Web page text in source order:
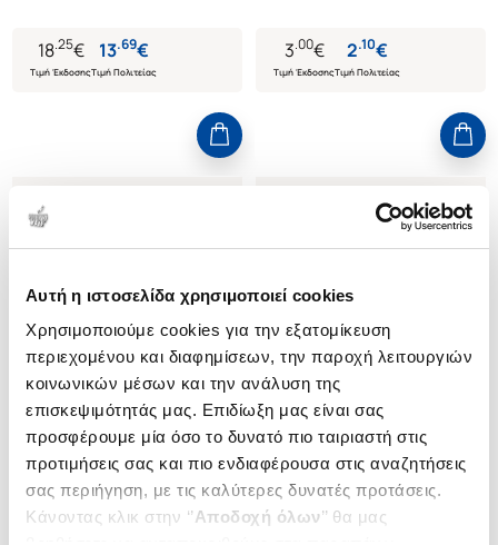
Αυτή η ιστοσελίδα χρησιμοποιεί cookies
Χρησιμοποιούμε cookies για την εξατομίκευση
περιεχομένου και διαφημίσεων, την παροχή λειτουργιών
κοινωνικών μέσων και την ανάλυση της
επισκεψιμότητάς μας. Επιδίωξη μας είναι σας
προσφέρουμε μία όσο το δυνατό πιο ταιριαστή στις
προτιμήσεις σας και πιο ενδιαφέρουσα στις αναζητήσεις
σας περιήγηση, με τις καλύτερες δυνατές προτάσεις.
Κάνοντας κλικ στην ‘’Αποδοχή όλων’’ θα μας
18.25€
Τιμή Έκδοσης
13.69€
Τιμή Πολιτείας
3.00€
Τιμή Έκδοσης
2.10€
Τιμή Πολιτείας
(0
ΤΑ ΠΡΩΤΑ ΒΗΜΑΤΑ ΣΤΗ
ΖΩΓΡΑΦΙΚΗ
Εξαντλημένο
0
ΦΩΤΙΑ
RIUS MARIA